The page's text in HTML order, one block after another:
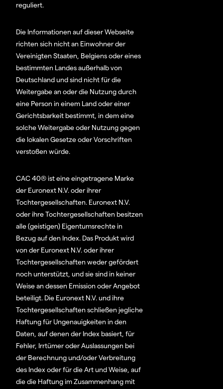
reguliert.
Die Informationen auf dieser Webseite
richten sich nicht an Einwohner der
Vereinigten Staaten, Belgiens oder eines
bestimmten Landes außerhalb von
Deutschland und sind nicht für die
Weitergabe an oder die Nutzung durch
eine Person in einem Land oder einer
Gerichtsbarkeit bestimmt, in dem eine
solche Weitergabe oder Nutzung gegen
die lokalen Gesetze oder Vorschriften
verstoßen würde.
CAC 40® ist eine eingetragene Marke
der Euronext N.V. oder ihrer
Tochtergesellschaften. Euronext N.V.
oder ihre Tochtergesellschaften besitzen
alle (geistigen) Eigentumsrechte in
Bezug auf den Index. Das Produkt wird
von der Euronext N.V. oder ihrer
Tochtergesellschaften weder gefördert
noch unterstützt, und sie sind in keiner
Weise an dessen Emission oder Angebot
beteiligt. Die Euronext N.V. und ihre
Tochtergesellschaften schließen jegliche
Haftung für Ungenauigkeiten in den
Daten, auf denen der Index basiert, für
Fehler, Irrtümer oder Auslassungen bei
der Berechnung und/oder Verbreitung
des Index oder für die Art und Weise, auf
die die Haftung im Zusammenhang mit